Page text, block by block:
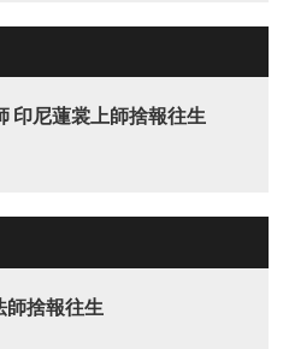
印尼蓮裳上師捨報往生
師捨報往生